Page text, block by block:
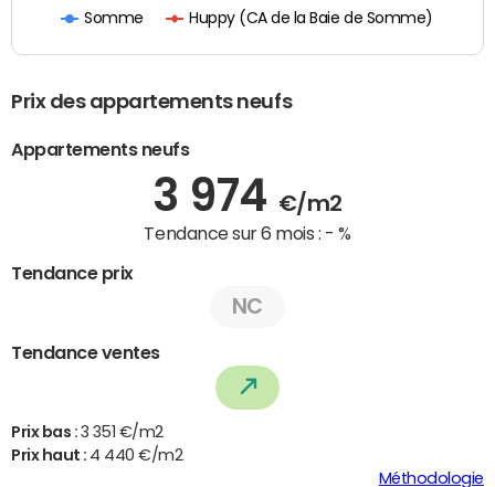
Somme Huppy (CA de la Baie de Somme)
Prix des appartements neufs
Appartements neufs
3 974 €/m2
Tendance sur 6 mois : - %
Tendance prix
NC
Tendance ventes
Prix bas : 3 351 €/m2
Prix haut : 4 440 €/m2
Méthodologie